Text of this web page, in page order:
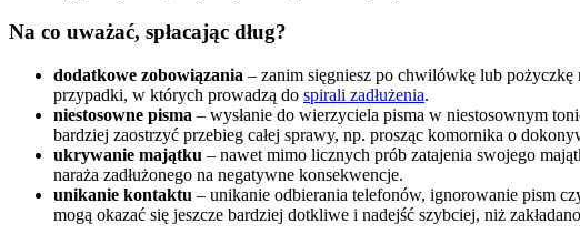
Na co uważać, spłacając dług?
dodatkowe zobowiązania – zanim sięgniesz po chwilówkę lub pożyczkę
przypadki, w których prowadzą do spirali zadłużenia.
niestosowne pisma – wysłanie do wierzyciela pisma w niestosownym
bardziej zaostrzyć przebieg całej sprawy, np. prosząc komornika o
ukrywanie majątku – nawet mimo licznych prób zatajenia swojego
naraża zadłużonego na negatywne konsekwencje.
unikanie kontaktu – unikanie odbierania telefonów, ignorowanie pism
mogą okazać się jeszcze bardziej dotkliwe i nadejść szybciej, niż